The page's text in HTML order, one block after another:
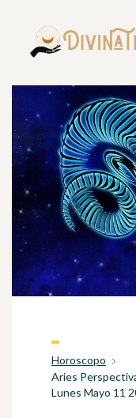
Horoscopo
Aries
Lunes Mayo 11